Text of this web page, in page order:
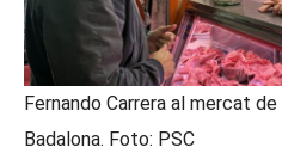
Fernando Carrera al mercat
Badalona. Foto: PSC